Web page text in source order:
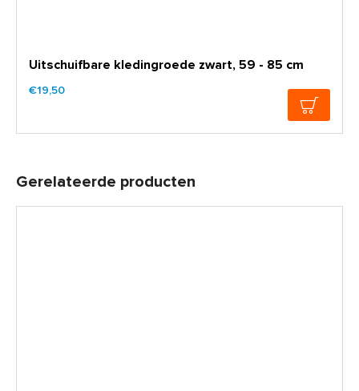
Uitschuifbare kledingroede zwart, 59 - 85 cm
€19,50
Gerelateerde producten